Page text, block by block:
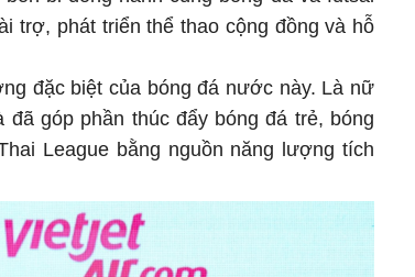
trợ, phát triển thể thao cộng đồng và hỗ
đặc biệt của bóng đá nước này. Là nữ
góp phần thúc đẩy bóng đá trẻ, bóng
League bằng nguồn năng lượng tích